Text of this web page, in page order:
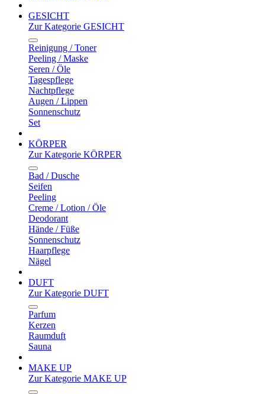
GESICHT
Zur Kategorie GESICHT
Reinigung / Toner
Peeling / Maske
Seren / Öle
Tagespflege
Nachtpflege
Augen / Lippen
Sonnenschutz
Set
KÖRPER
Zur Kategorie KÖRPER
Bad / Dusche
Seifen
Peeling
Creme / Lotion / Öle
Deodorant
Hände / Füße
Sonnenschutz
Haarpflege
Nägel
DUFT
Zur Kategorie DUFT
Parfum
Kerzen
Raumduft
Sauna
MAKE UP
Zur Kategorie MAKE UP